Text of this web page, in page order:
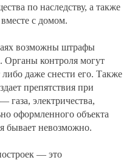
по наследству, а также
с домом.
возможны штрафы
Органы контроля могут
либо даже снести его. Также
препятствия при
электричества,
оформленного объекта
бывает невозможно.
— это